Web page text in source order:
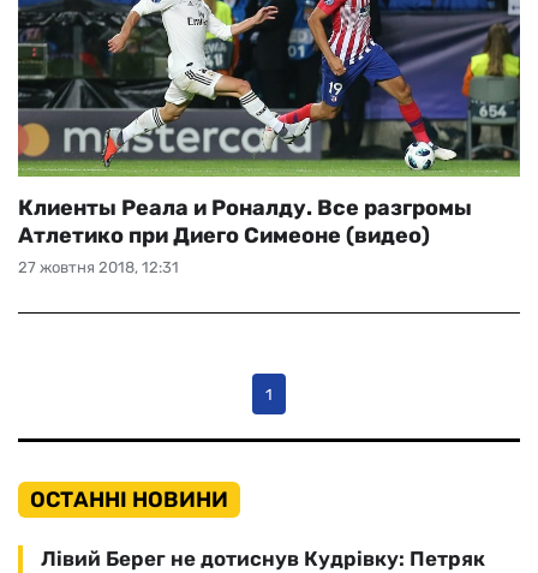
27 жовтня 2018, 12:31
Клиенты Реала и Роналду. Все разгромы
Атлетико при Диего Симеоне (видео)
1
ОСТАННІ НОВИНИ
Лівий Берег не дотиснув Кудрівку: Петряк